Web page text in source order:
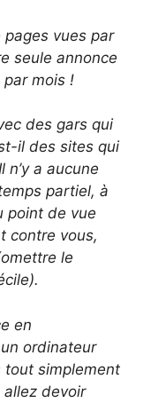
pages vues par
seule annonce
mois !
des gars qui
il des sites qui
n’y a aucune
partiel, à
point de vue
contre vous,
le
en
ordinateur
tout simplement
allez devoir